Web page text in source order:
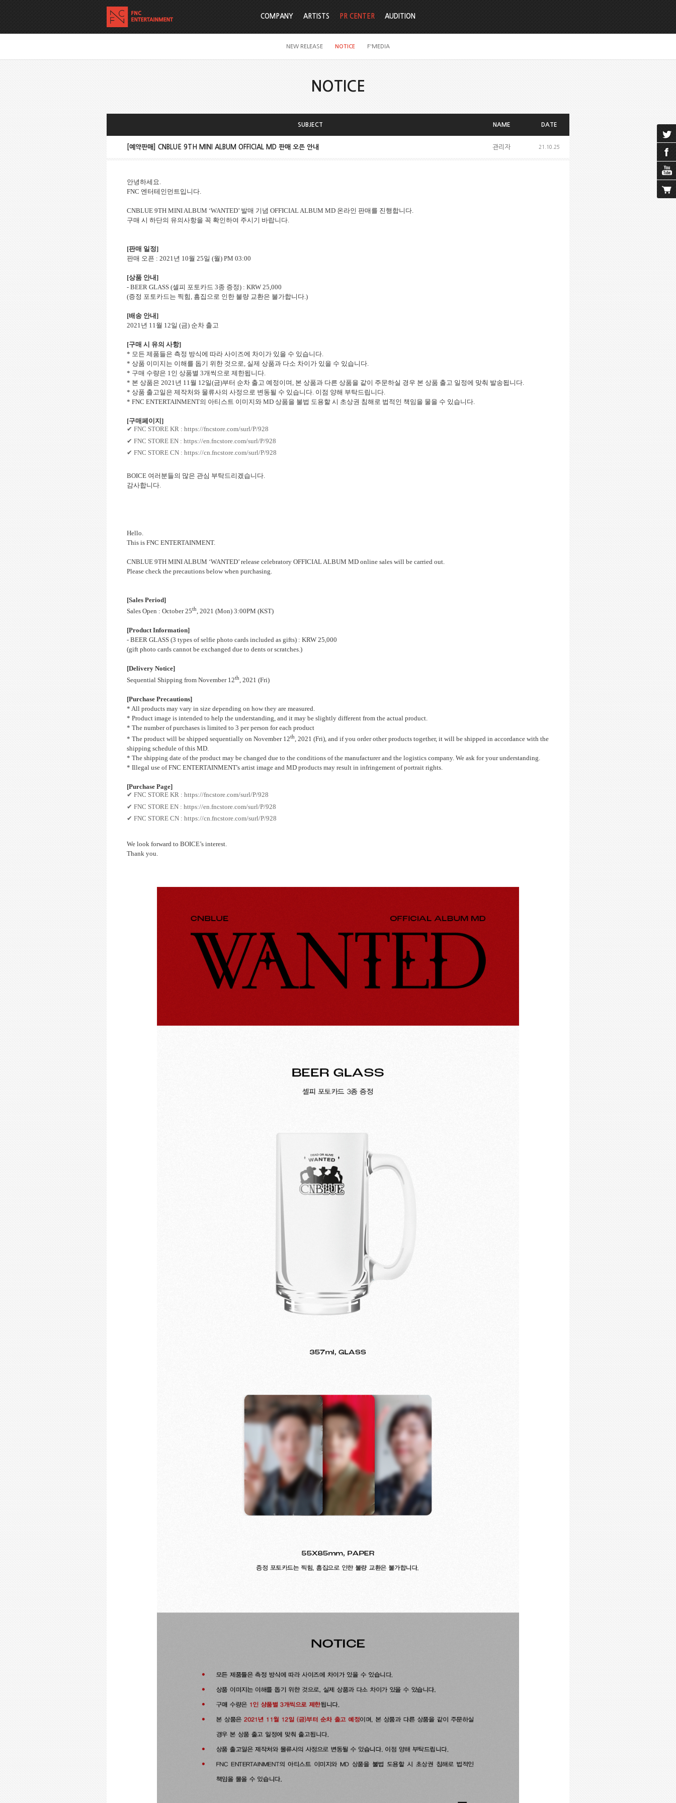
COMPANY ARTISTS PR CENTER
NEW RELEASE NOTICE F'MEDIA
AUDITION
NOTICE
SUBJECT NAME DATE
[예약판매] CNBLUE 9TH MINI ALBUM OFFICIAL MD 판매 오픈 안내 관리자 21.10.25
안녕하세요.
FNC 엔터테인먼트입니다.
CNBLUE 9TH MINI ALBUM ‘WANTED’ 발매 기념 OFFICIAL ALBUM MD 온라인 판매를 진행합니다.
구매 시 하단의 유의사항을 꼭 확인하여 주시기 바랍니다.
[판매 일정]
판매 오픈 : 2021년 10월 25일 (월) PM 03:00
[상품 안내]
- BEER GLASS (셀피 포토카드 3종 증정) : KRW 25,000
(증정 포토카드는 찍힘, 흠집으로 인한 불량 교환은 불가합니다.)
[배송 안내]
2021년 11월 12일 (금) 순차 출고
[구매 시 유의 사항]
* 모든 제품들은 측정 방식에 따라 사이즈에 차이가 있을 수 있습니다.
* 상품 이미지는 이해를 돕기 위한 것으로, 실제 상품과 다소 차이가 있을 수 있습니다.
* 구매 수량은 1인 상품별 3개씩으로 제한됩니다.
* 본 상품은 2021년 11월 12일(금)부터 순차 출고 예정이며, 본 상품과 다른 상품을 같이 주문하실 경우 본 상품 출고 일정에 맞춰 발송됩니다.
* 상품 출고일은 제작처와 물류사의 사정으로 변동될 수 있습니다. 이점 양해 부탁드립니다.
* FNC ENTERTAINMENT의 아티스트 이미지와 MD 상품을 불법 도용할 시 초상권 침해로 법적인 책임을 물을 수 있습니다.
[구매페이지 ]
✔ FNC STORE KR : https://fncstore.com/surl/P/928
✔ FNC STORE EN : https://en.fncstore.com/surl/P/928
✔ FNC STORE CN : https://cn.fncstore.com/surl/P/928
BOICE 여러분들의 많은 관심 부탁드리겠습니다
감사합니다
Hello.
This is FNC ENTERTAINMENT.
CNBLUE 9TH MINI ALBUM ‘WANTED’ release celebratory OFFICIAL ALBUM MD online sales will be carried out.
Please check the precautions below when purchasing.
[Sales Period]
Sales Open : October 25th, 2021 (Mon) 3:00PM (KST)
[Product Information]
- BEER GLASS (3 types of selfie photo cards included as gifts) : KRW 25,000
(gift photo cards cannot be exchanged due to dents or scratches.)
[Delivery Notice]
Sequential Shipping from November 12th , 2021 (Fri)
[Purchase Precautions]
* All products may vary in size depending on how they are measured.
* Product image is intended to help the understanding, and it may be slightly different from the actual product.
* The number of purchases is limited to 3 per person for each product
* The product will be shipped sequentially on November 12th , 2021 (Fri), and if you order other products together, it will be shipped in accordance with the
shipping schedule of this MD.
* The shipping date of the product may be changed due to the conditions of the manufacturer and the logistics company. We ask for your understanding.
* Illegal use of FNC ENTERTAINMENT's artist image and MD products may result in infringement of portrait rights.
[Purchase Page]
✔ FNC STORE KR : https://fncstore.com/surl/P/928
✔ FNC STORE EN : https://en.fncstore.com/surl/P/928
✔ FNC STORE CN : https://cn.fncstore.com/surl/P/928
We look forward to BOICE’s interest.
Thank you.